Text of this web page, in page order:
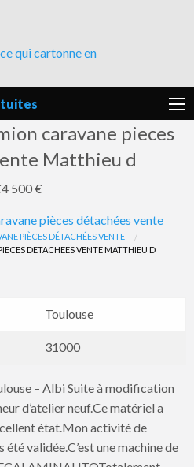
qui cartonne en
caravane pieces
Matthieu d
500 €
pièces détachées vente
Signaler
un
PIÈCES DÉTACHÉES VENTE
DETACHEES VENTE MATTHIEU D
Toulouse
31000
– Albi Suite à modification
d’atelier neuf.Ce matériel a
état.Mon activité de
été validée.C’est une machine de